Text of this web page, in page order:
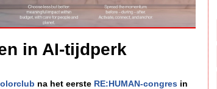
in AI-tijdperk
na het eerste RE:HUMAN-congres in